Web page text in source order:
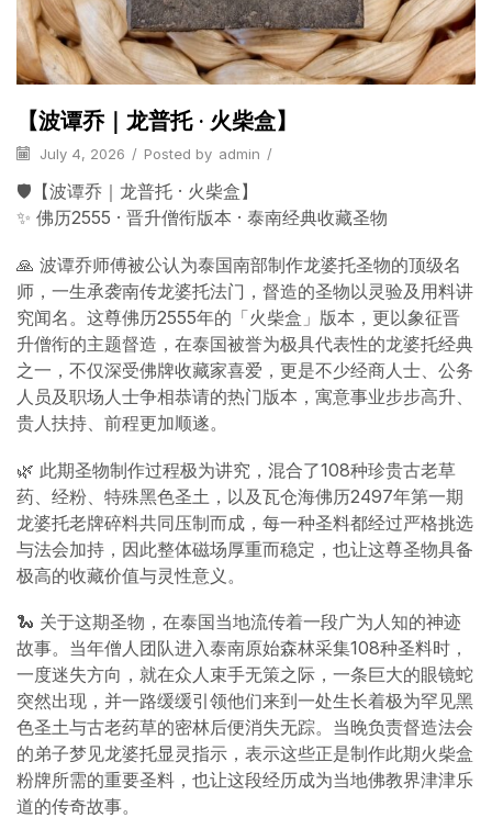
【波谭乔｜龙普托 · 火柴盒】
July 4, 2026 / Posted by admin /
🛡️【波谭乔｜龙普托 · 火柴盒】
✨ 佛历2555 · 晋升僧衔版本 · 泰南经典收藏圣物
🙏 波谭乔师傅被公认为泰国南部制作龙婆托圣物的顶级名
师，一生承袭南传龙婆托法门，督造的圣物以灵验及用料讲
究闻名。这尊佛历2555年的「火柴盒」版本，更以象征晋
升僧衔的主题督造，在泰国被誉为极具代表性的龙婆托经典
之一，不仅深受佛牌收藏家喜爱，更是不少经商人士、公务
人员及职场人士争相恭请的热门版本，寓意事业步步高升、
贵人扶持、前程更加顺遂。
🌿 此期圣物制作过程极为讲究，混合了108种珍贵古老草
药、经粉、特殊黑色圣土，以及瓦仓海佛历2497年第一期
龙婆托老牌碎料共同压制而成，每一种圣料都经过严格挑选
与法会加持，因此整体磁场厚重而稳定，也让这尊圣物具备
极高的收藏价值与灵性意义。
🐍 关于这期圣物，在泰国当地流传着一段广为人知的神迹
故事。当年僧人团队进入泰南原始森林采集108种圣料时，
一度迷失方向，就在众人束手无策之际，一条巨大的眼镜蛇
突然出现，并一路缓缓引领他们来到一处生长着极为罕见黑
色圣土与古老药草的密林后便消失无踪。当晚负责督造法会
的弟子梦见龙婆托显灵指示，表示这些正是制作此期火柴盒
粉牌所需的重要圣料，也让这段经历成为当地佛教界津津乐
道的传奇故事。